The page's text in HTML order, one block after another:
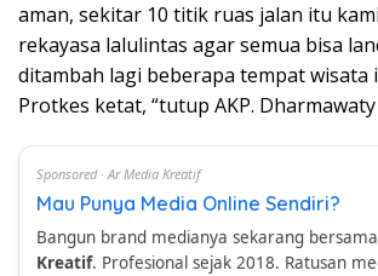
aman, sekitar 10 titik ruas jalan itu
rekayasa lalulintas agar semua bisa
ditambah lagi beberapa tempat wisata
Protkes ketat, “tutup AKP. Dharmawaty
Sponsored · Ar Media Kreatif
Mau Punya Media Online Sendiri?
Bangun brand medianya sekarang bersama
Kreatif. Profesional sejak 2018. Ratusan